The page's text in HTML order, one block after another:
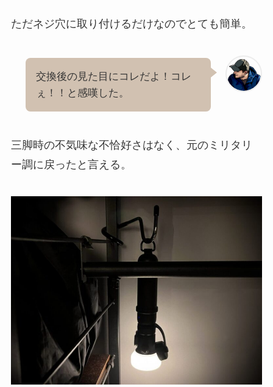
ただネジ穴に取り付けるだけなのでとても簡単。
交換後の見た目にコレだよ！コレ
ぇ！！と感嘆した。
三脚時の不気味な不恰好さはなく、元のミリタリ
ー調に戻ったと言える。